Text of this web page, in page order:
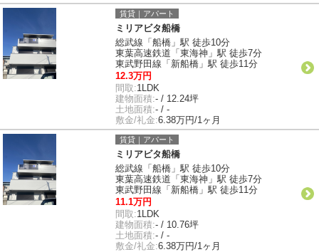
賃貸｜アパート
ミリアビタ船橋
総武線「船橋」駅 徒歩10分
東葉高速鉄道「東海神」駅 徒歩7分
東武野田線「新船橋」駅 徒歩11分
12.3万円
間取:1LDK
建物面積:- / 12.24坪
土地面積:- / -
敷金/礼金:6.38万円/1ヶ月
賃貸｜アパート
ミリアビタ船橋
総武線「船橋」駅 徒歩10分
東葉高速鉄道「東海神」駅 徒歩7分
東武野田線「新船橋」駅 徒歩11分
11.1万円
間取:1LDK
建物面積:- / 10.76坪
土地面積:- / -
敷金/礼金:6.38万円/1ヶ月